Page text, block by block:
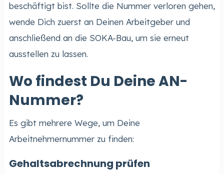
beschäftigt bist. Sollte die Nummer verloren gehen,
wende Dich zuerst an Deinen Arbeitgeber und
anschließend an die SOKA-Bau, um sie erneut
ausstellen zu lassen.
Wo findest Du Deine AN-
Nummer?
Es gibt mehrere Wege, um Deine
Arbeitnehmernummer zu finden:
Gehaltsabrechnung prüfen